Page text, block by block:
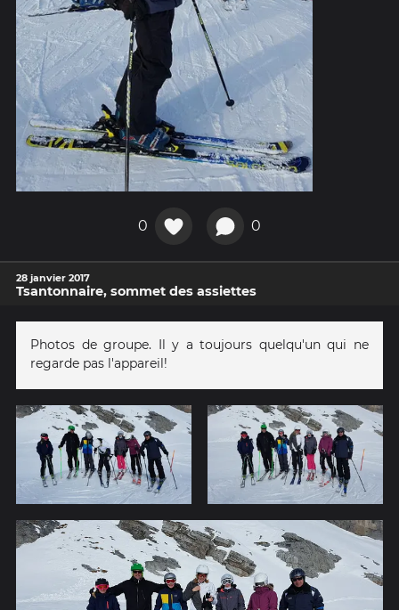
0 0
28 janvier 2017
Tsantonnaire, sommet des assiettes
Photos de groupe. Il y a toujours quelqu'un qui ne
regarde pas l'appareil!